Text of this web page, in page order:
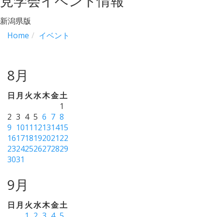
新潟県版
Home
イベント
8月
日 月 火水木金土
1
2 3 4 5 6 7 8
9 1011 12131415
16171819202122
23242526272829
3031
9月
日 月 火水木金土